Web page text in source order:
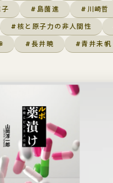
#島薗進 #川崎哲
#核と原子力の非人間性
#長井暁 #青井未帆